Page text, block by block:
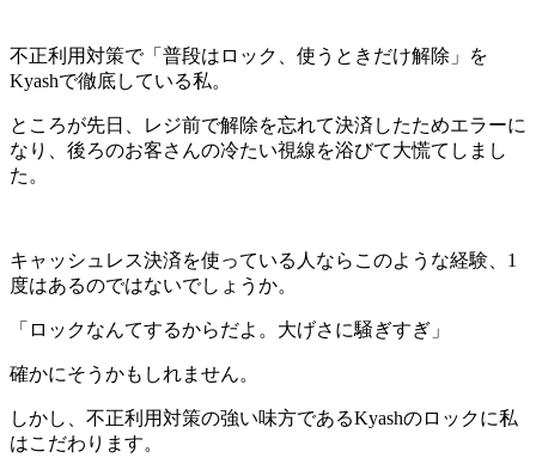
不正利用対策で「普段はロック、使うときだけ解除」を
Kyashで徹底している私。
ところが先日、レジ前で解除を忘れて決済したためエラーに
なり、後ろのお客さんの冷たい視線を浴びて大慌てしまし
た。
キャッシュレス決済を使っている人ならこのような経験、1
度はあるのではないでしょうか。
「ロックなんてするからだよ。大げさに騒ぎすぎ」
確かにそうかもしれません。
しかし、不正利用対策の強い味方であるKyashのロックに私
はこだわります。